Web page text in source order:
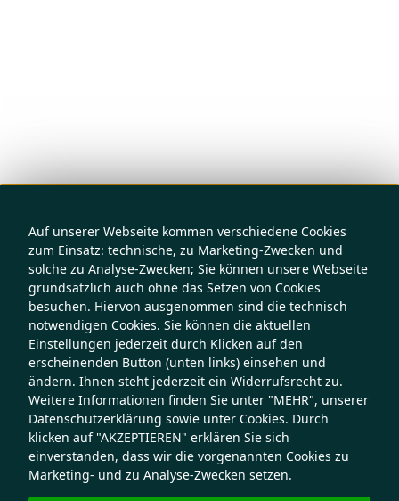
Auf unserer Webseite kommen verschiedene Cookies
zum Einsatz: technische, zu Marketing-Zwecken und
solche zu Analyse-Zwecken; Sie können unsere Webseite
grundsätzlich auch ohne das Setzen von Cookies
besuchen. Hiervon ausgenommen sind die technisch
notwendigen Cookies. Sie können die aktuellen
Einstellungen jederzeit durch Klicken auf den
erscheinenden Button (unten links) einsehen und
ändern. Ihnen steht jederzeit ein Widerrufsrecht zu.
Weitere Informationen finden Sie unter "MEHR", unserer
Datenschutzerklärung sowie unter Cookies. Durch
klicken auf "AKZEPTIEREN" erklären Sie sich
einverstanden, dass wir die vorgenannten Cookies zu
Marketing- und zu Analyse-Zwecken setzen.